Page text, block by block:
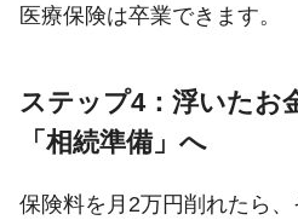
医療保険は卒業できます。
ステップ4：浮いたお
「相続準備」へ
保険料を月2万円削れたら